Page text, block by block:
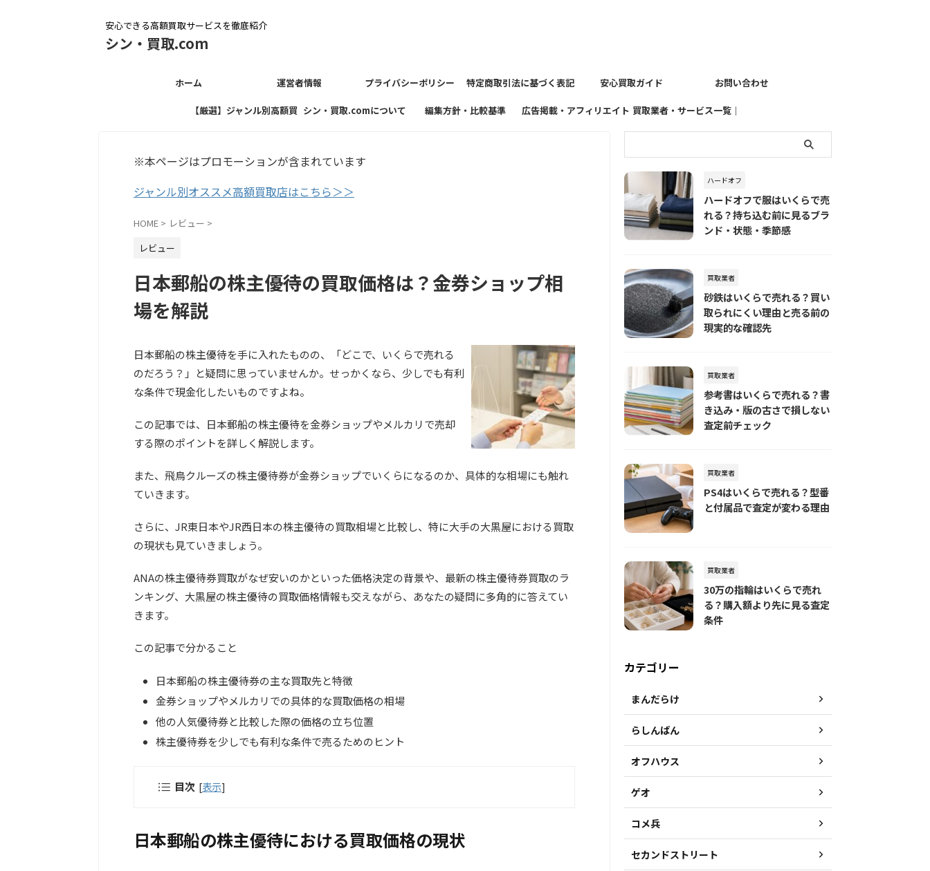
安心できる高額買取サービスを徹底紹介
シン・買取.com
ホーム 運営者情報 プライバシーポリシー 特定商取引法に基づく表記 安心買取ガイド お問い合わせ
【厳選】ジャンル別高額買 シン・買取.comについて 編集方針・比較基準 広告掲載・アフィリエイト 買取業者・サービス一覧｜
※本ページはプロモーションが含まれています
ジャンル別オススメ高額買取店はこちら＞＞
HOME > レビュー >
レビュー
日本郵船の株主優待の買取価格は？金券ショップ相
場を解説
日本郵船の株主優待を手に入れたものの、「どこで、いくらで売れる
のだろう？」と疑問に思っていませんか。せっかくなら、少しでも有利
な条件で現金化したいものですよね。
この記事では、日本郵船の株主優待を金券ショップやメルカリで売却
する際のポイントを詳しく解説します。
また、飛鳥クルーズの株主優待券が金券ショップでいくらになるのか、具体的な相場にも触れ
ていきます。
さらに、JR東日本やJR西日本の株主優待の買取相場と比較し、特に大手の大黒屋における買取
の現状も見ていきましょう。
ANAの株主優待券買取がなぜ安いのかといった価格決定の背景や、最新の株主優待券買取のラ
ンキング、大黒屋の株主優待の買取価格情報も交えながら、あなたの疑問に多角的に答えてい
きます。
この記事で分かること
日本郵船の株主優待券の主な買取先と特徴
金券ショップやメルカリでの具体的な買取価格の相場
他の人気優待券と比較した際の価格の立ち位置
株主優待券を少しでも有利な条件で売るためのヒント
目次 [表示]
日本郵船の株主優待における買取価格の現状
ハードオフ
ハードオフで服はいくらで売
れる？持ち込む前に見るブラ
ンド・状態・季節感
買取業者
砂鉄はいくらで売れる？買い
取られにくい理由と売る前の
現実的な確認先
買取業者
参考書はいくらで売れる？書
き込み・版の古さで損しない
査定前チェック
買取業者
PS4はいくらで売れる？型番
と付属品で査定が変わる理由
買取業者
30万の指輪はいくらで売れ
る？購入額より先に見る査定
条件
カテゴリー
まんだらけ
らしんばん
オフハウス
ゲオ
コメ兵
セカンドストリート